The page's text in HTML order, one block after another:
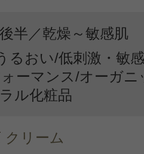
半／乾燥～敏感肌
るおい/低刺激・敏
ーマンス/オーガ
ル化粧品
クリーム